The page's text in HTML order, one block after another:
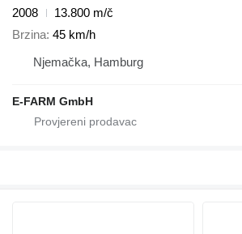
2008
13.800 m/č
Brzina 45 km/h
Njemačka, Hamburg
E-FARM GmbH